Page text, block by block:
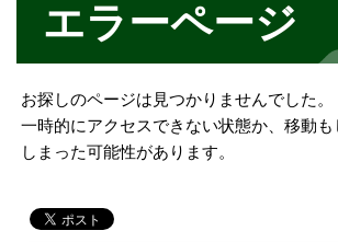
エラーページ
お探しのページは見つかりませんでした。
一時的にアクセスできない状態か、移動も
しまった可能性があります。
移住・定住ガイド
報